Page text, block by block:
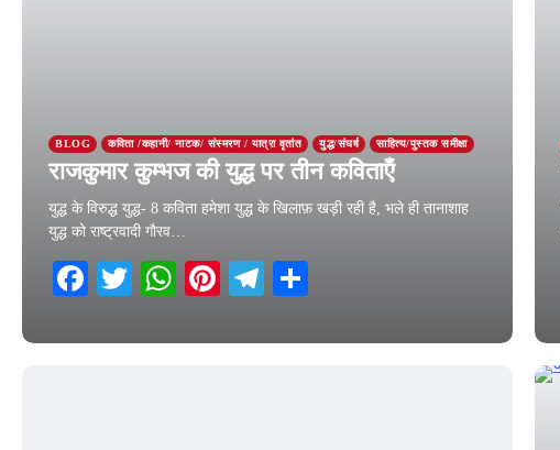
BLOG कविता /कहानी/ नाटक/ संस्मरण / यात्रा वृतांत युद्ध/संघर्ष साहित्य/पुस्तक समीक्षा
राजकुमार कुम्भज की युद्ध पर तीन कविताऍं
युद्ध के विरुद्ध युद्ध- 8 कविता हमेशा युद्ध के खिलाफ़ खड़ी रही है, भले ही तानाशाह
युद्ध को राष्ट्रवादी गौरव…
Facebook
TwitterWhatsApp
PinterestTelegram
26 March 2026